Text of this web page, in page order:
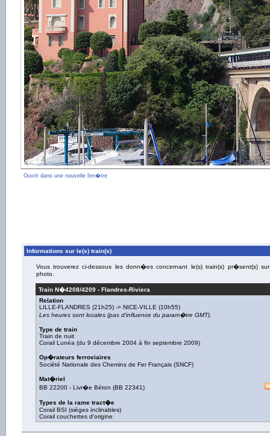
Ouvrir dans une nouvelle fen�tre
Informations sur le(s) train(s)
Vous trouverez ci-dessous les donn�es concernant le(s) train(s) pr�sent(s)
photo.
Train N�4208/4209 - Flandres-Riviera
Relation
LILLE-FLANDRES (21h25) -> NICE-VILLE (10h55)
Les heures sont locales (pas d'influence du param�tre GMT).
Type de train
Train de nuit
Corail Lunéa (du 9 décembre 2004 à fin septembre 2009)
Op�rateurs ferroviaires
Société Nationale des Chemins de Fer Français (SNCF)
Mat�riel
BB 22200 - Livr�e Béton (BB 22341)
Types de la rame tract�e
Corail BSI (sièges inclinables)
Corail couchettes d'origine